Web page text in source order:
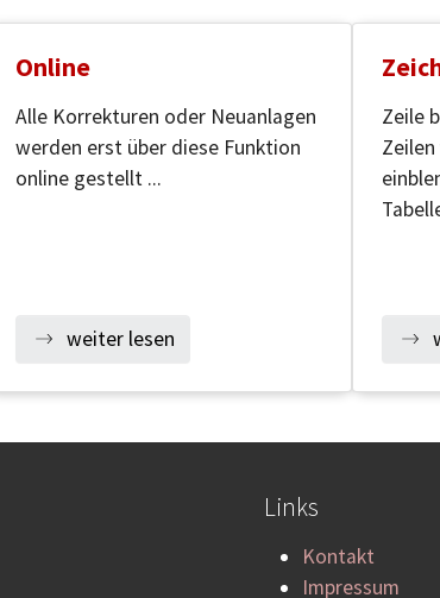
Online
Alle Korrekturen oder Neuanlagen
werden erst über diese Funktion
online gestellt ...
weiter lesen
Zeile
Links
Kontakt
Impressum